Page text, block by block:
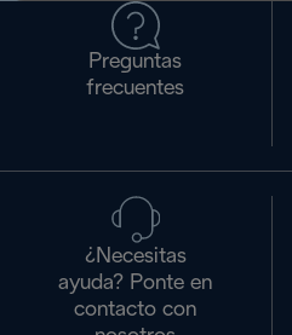
Preguntas
frecuentes
¿Necesitas
ayuda? Ponte en
contacto con